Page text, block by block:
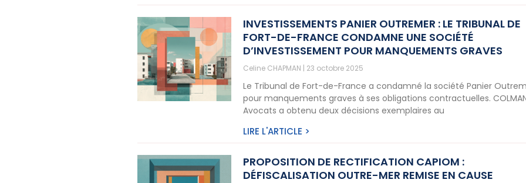
INVESTISSEMENTS PANIER OUTREMER : LE TRIBUNAL DE
FORT-DE-FRANCE CONDAMNE UNE SOCIÉTÉ
D’INVESTISSEMENT POUR MANQUEMENTS GRAVES
Celine CHAPMAN 23 octobre 2025
Le Tribunal de Fort-de-France a condamné la société Panier
pour manquements graves à ses obligations contractuelles.
Avocats a obtenu deux décisions exemplaires au
LIRE L'ARTICLE >
PROPOSITION DE RECTIFICATION CAPIOM :
DÉFISCALISATION OUTRE-MER REMISE EN CAUSE